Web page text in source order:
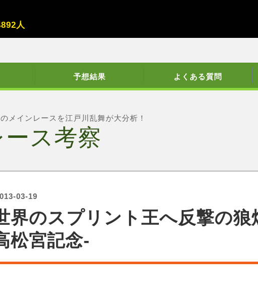
892人
予想結果 よくある質問
メインレースを江戸川乱舞が大分析！
ース考察
03-19
界のスプリント王へ反撃の
松宮記念-